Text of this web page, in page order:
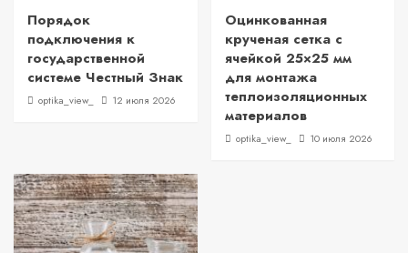
Порядок
подключения к
государственной
системе Честный Знак
optika_view_ 12 июля 2026
Оцинкованная
крученая сетка с
ячейкой 25×25 мм
для монтажа
теплоизоляционных
материалов
optika_view_ 10 июля 2026